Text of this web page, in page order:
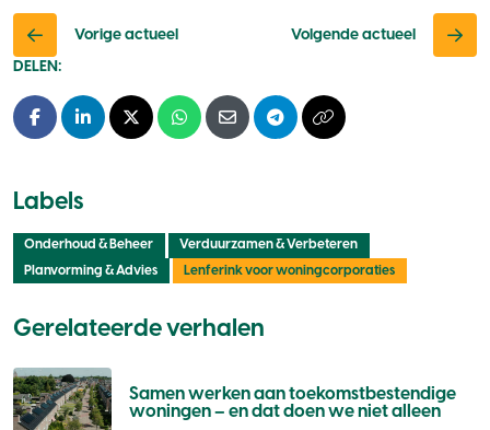
Vorige actueel
Volgende actueel
DELEN:
Facebook
LinkedInX - TwitterWhatsapp
E-mailTelegramKopieer naar
Labels
Onderhoud & Beheer
Verduurzamen & Verbeteren
Planvorming & Advies
Lenferink voor woningcorporaties
Gerelateerde verhalen
Samen werken aan toekomstbestendige
woningen – en dat doen we niet alleen